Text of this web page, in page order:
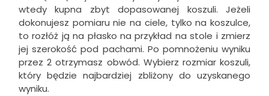
wtedy kupna zbyt dopasowanej koszuli. Jeżeli
dokonujesz pomiaru nie na ciele, tylko na koszulce,
to rozłóż ją na płasko na przykład na stole i zmierz
jej szerokość pod pachami. Po pomnożeniu wyniku
przez 2 otrzymasz obwód. Wybierz rozmiar koszuli,
który będzie najbardziej zbliżony do uzyskanego
wyniku.